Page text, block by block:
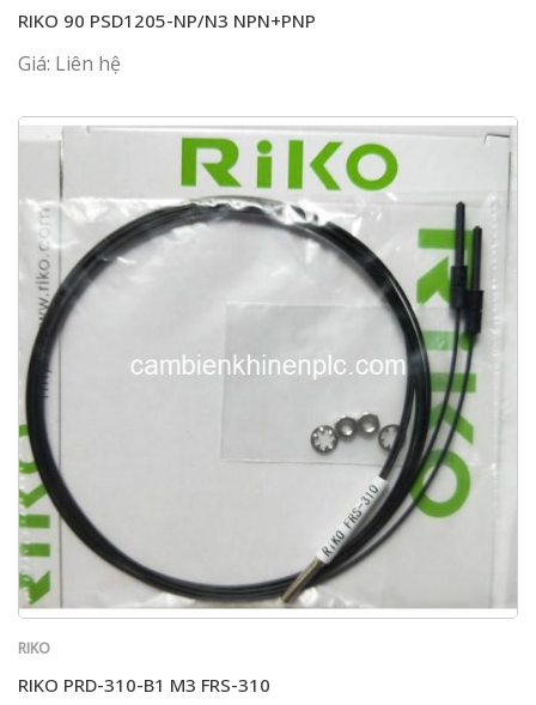
RIKO 90 PSD1205-NP/N3 NPN+PNP
Giá: Liên hệ
RIKO
RIKO PRD-310-B1 M3 FRS-310